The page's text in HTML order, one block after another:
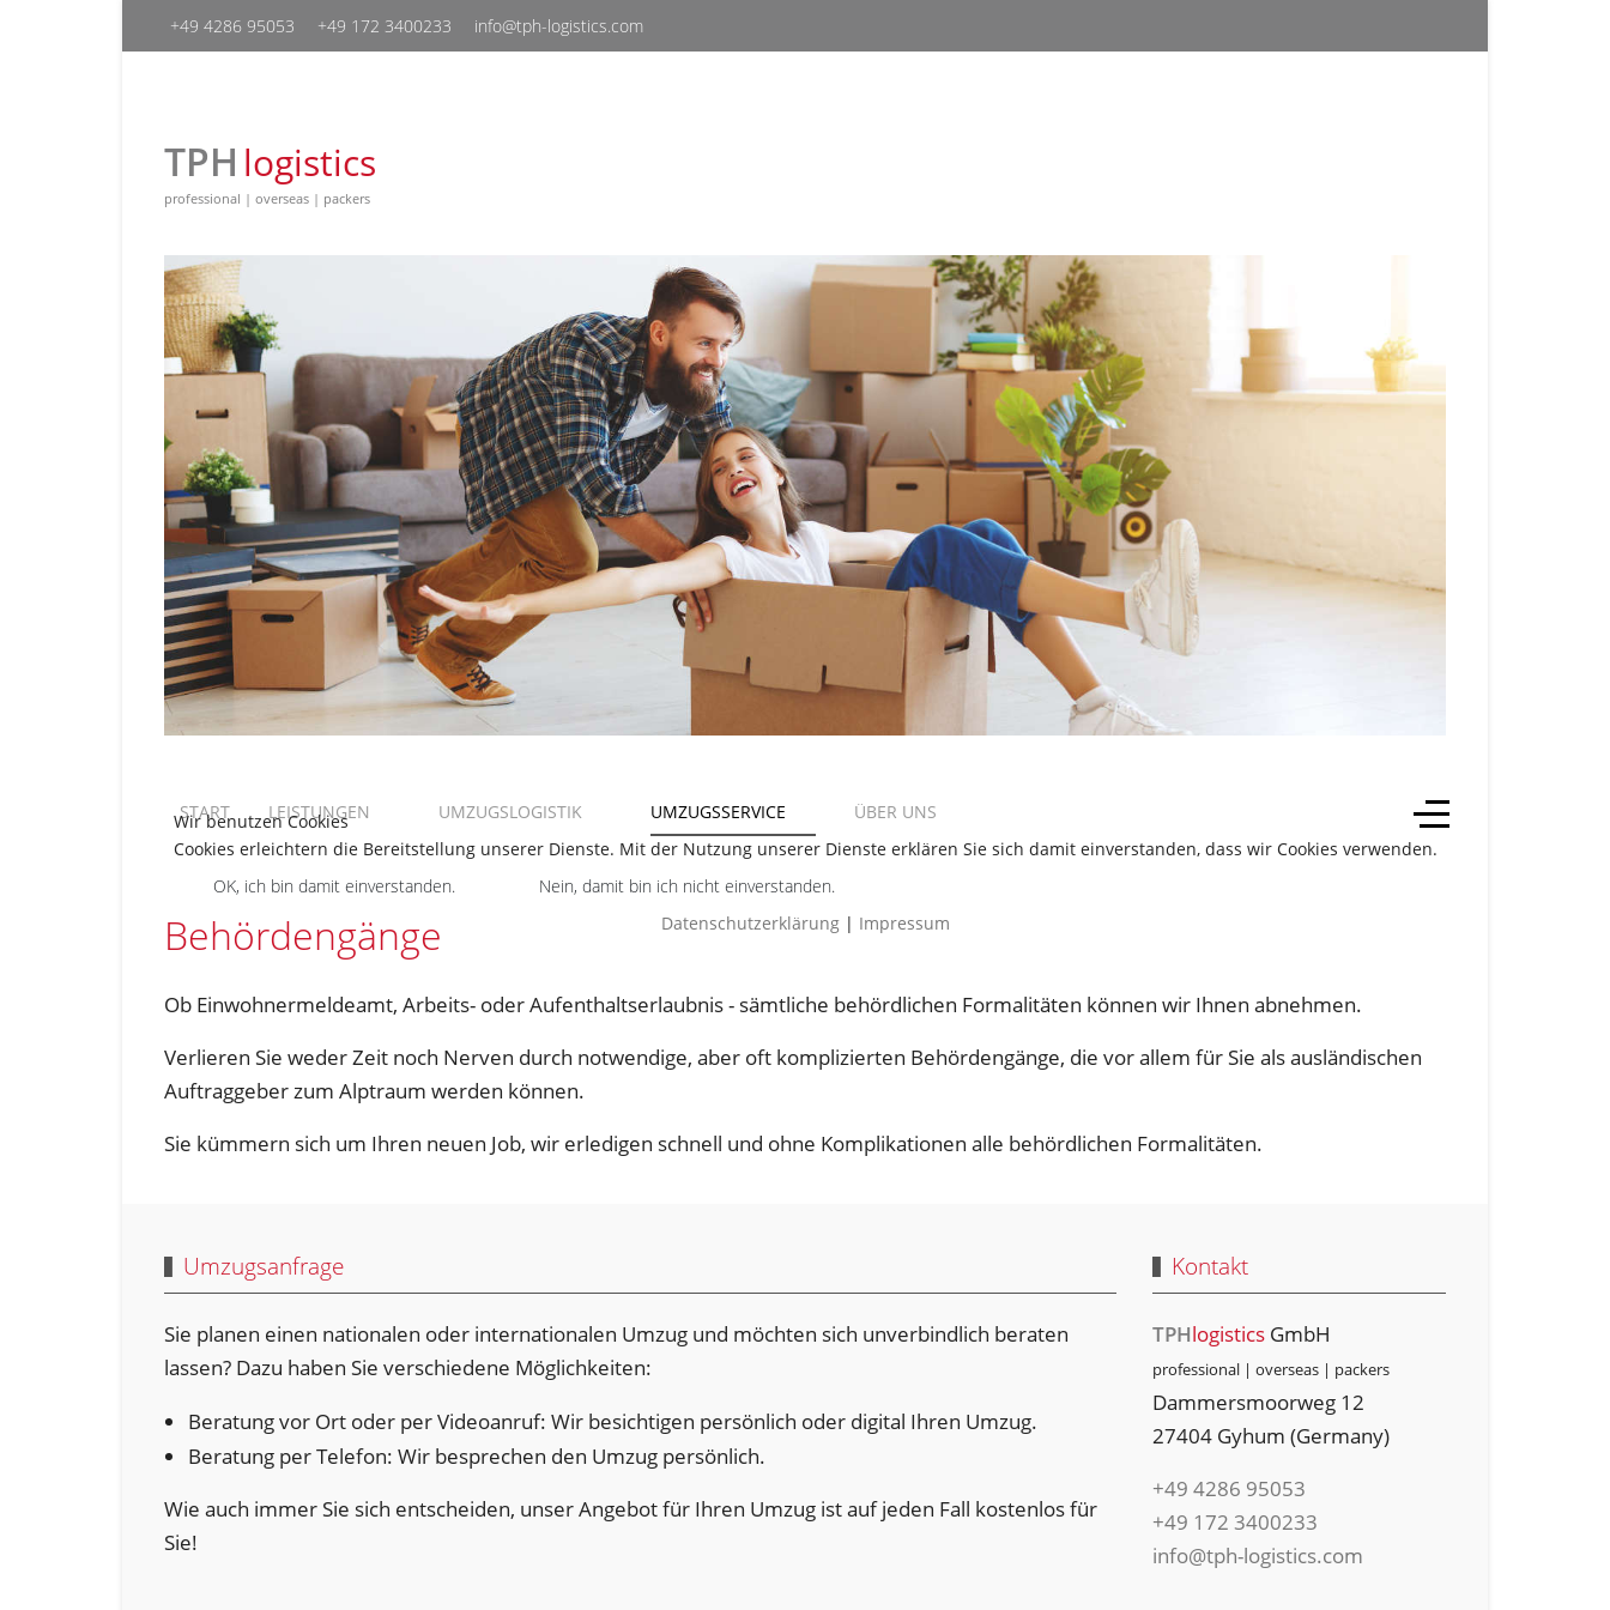
+49 4286 95053 +49 ‭172 3400233‬ info@tph-logistics.com
TPH logistics
professional | overseas | packers
START LEISTUNGEN UMZUGSLOGISTIK UMZUGSSERVICE ÜBER UNS
Behördengänge
Ob Einwohnermeldeamt, Arbeits- oder Aufenthaltserlaubnis - sämtliche behördlichen Formalitäten können wir Ihnen abnehmen.
Verlieren Sie weder Zeit noch Nerven durch notwendige, aber oft komplizierten Behördengänge, die vor allem für Sie als ausländischen
Auftraggeber zum Alptraum werden können.
Sie kümmern sich um Ihren neuen Job, wir erledigen schnell und ohne Komplikationen alle behördlichen Formalitäten.
Umzugsanfrage
Sie planen einen nationalen oder internationalen Umzug und möchten sich unverbindlich beraten
lassen? Dazu haben Sie verschiedene Möglichkeiten:
Beratung vor Ort oder per Videoanruf: Wir besichtigen persönlich oder digital Ihren Umzug.
Beratung per Telefon: Wir besprechen den Umzug persönlich.
Wie auch immer Sie sich entscheiden, unser Angebot für Ihren Umzug ist auf jeden Fall kostenlos für
Sie!
Kontakt
TPHlogistics GmbH
professional | overseas | packers
Dammersmoorweg 12
27404 Gyhum (Germany)
+49 4286 95053
+49 ‭172 3400233‬
info@tph-logistics.com
Wir benutzen Cookies
Cookies erleichtern die Bereitstellung unserer Dienste. Mit der Nutzung unserer Dienste erklären Sie sich damit einverstanden, dass wir Cookies verwenden.
OK, ich bin damit einverstanden.
Nein, damit bin ich nicht einverstanden.
Datenschutzerklärung| Impressum